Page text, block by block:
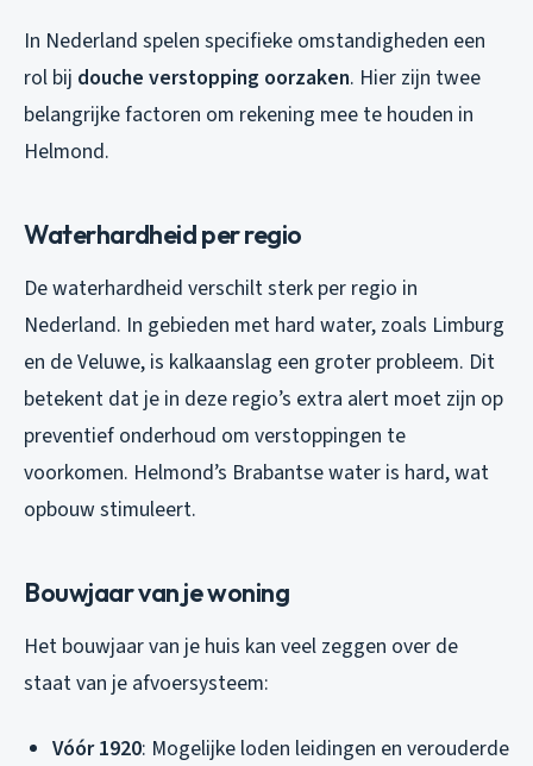
In Nederland spelen specifieke omstandigheden een
rol bij douche verstopping oorzaken. Hier zijn twee
belangrijke factoren om rekening mee te houden in
Helmond.
Waterhardheid per regio
De waterhardheid verschilt sterk per regio in
Nederland. In gebieden met hard water, zoals Limburg
en de Veluwe, is kalkaanslag een groter probleem. Dit
betekent dat je in deze regio’s extra alert moet zijn op
preventief onderhoud om verstoppingen te
voorkomen. Helmond’s Brabantse water is hard, wat
opbouw stimuleert.
Bouwjaar van je woning
Het bouwjaar van je huis kan veel zeggen over de
staat van je afvoersysteem:
Vóór 1920: Mogelijke loden leidingen en verouderde